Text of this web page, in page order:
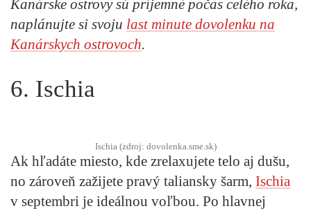
Kanárske ostrovy sú príjemné počas celého roka,
naplánujte si svoju last minute dovolenku na
Kanárskych ostrovoch.
6. Ischia
Ischia (zdroj: dovolenka.sme.sk)
Ak hľadáte miesto, kde zrelaxujete telo aj dušu,
no zároveň zažijete pravý taliansky šarm, Ischia
v septembri je ideálnou voľbou. Po hlavnej